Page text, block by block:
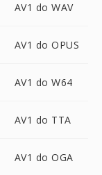
AV1 do WAV
AV1 do OPUS
AV1 do W64
AV1 do TTA
AV1 do OGA